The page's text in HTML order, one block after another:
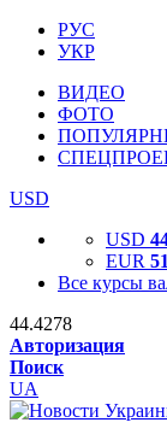
РУС
УКР
ВИДЕО
ФОТО
USD
USD
EUR
Все курсы
44.4278
Авторизация
Поиск
UA